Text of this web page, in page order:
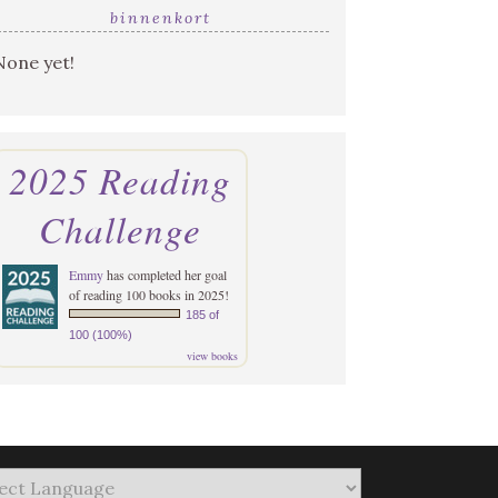
binnenkort
yet!
2025 Reading
Challenge
Emmyhas completed her goal
of reading 100 books in 2025!
185 of
100 (100%)
view books